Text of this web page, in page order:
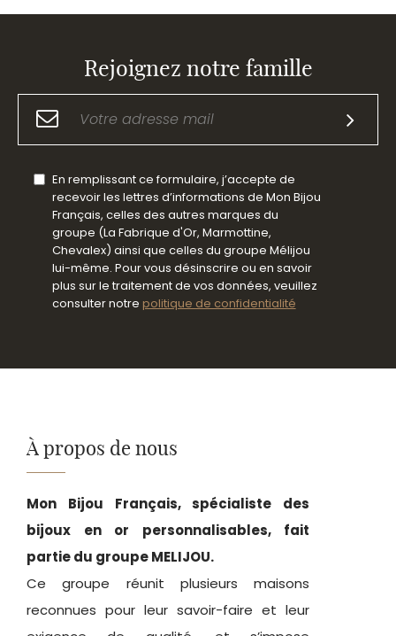
Rejoignez notre famille
En remplissant ce formulaire, j’accepte de
recevoir les lettres d’informations de Mon Bijou
Français, celles des autres marques du
groupe (La Fabrique d'Or, Marmottine,
Chevalex) ainsi que celles du groupe Mélijou
lui-même. Pour vous désinscrire ou en savoir
plus sur le traitement de vos données, veuillez
consulter notre politique de confidentialité
À propos de nous
Mon Bijou Français, spécialiste des
bijoux en or personnalisables, fait
partie du groupe MELIJOU.
Ce groupe réunit plusieurs maisons
reconnues pour leur savoir-faire et leur